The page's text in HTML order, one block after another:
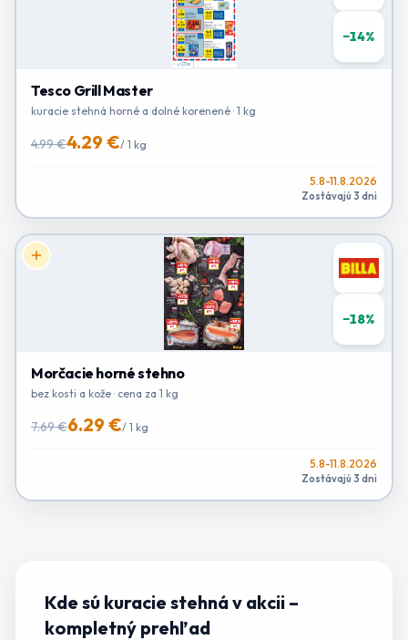
−14%
Tesco Grill Master
kuracie stehná horné a dolné korenené · 1 kg
4.99 €4.29 €/ 1 kg
5.8-11.8.2026
Zostávajú 3 dni
−18%
Morčacie horné stehno
bez kosti a kože · cena za 1 kg
7.69 €6.29 €/ 1 kg
5.8-11.8.2026
Zostávajú 3 dni
Kde sú kuracie stehná v akcii –
kompletný prehľad